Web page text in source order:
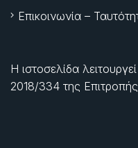
Επικοινωνία –
Η ιστοσελίδα
2018/334 της